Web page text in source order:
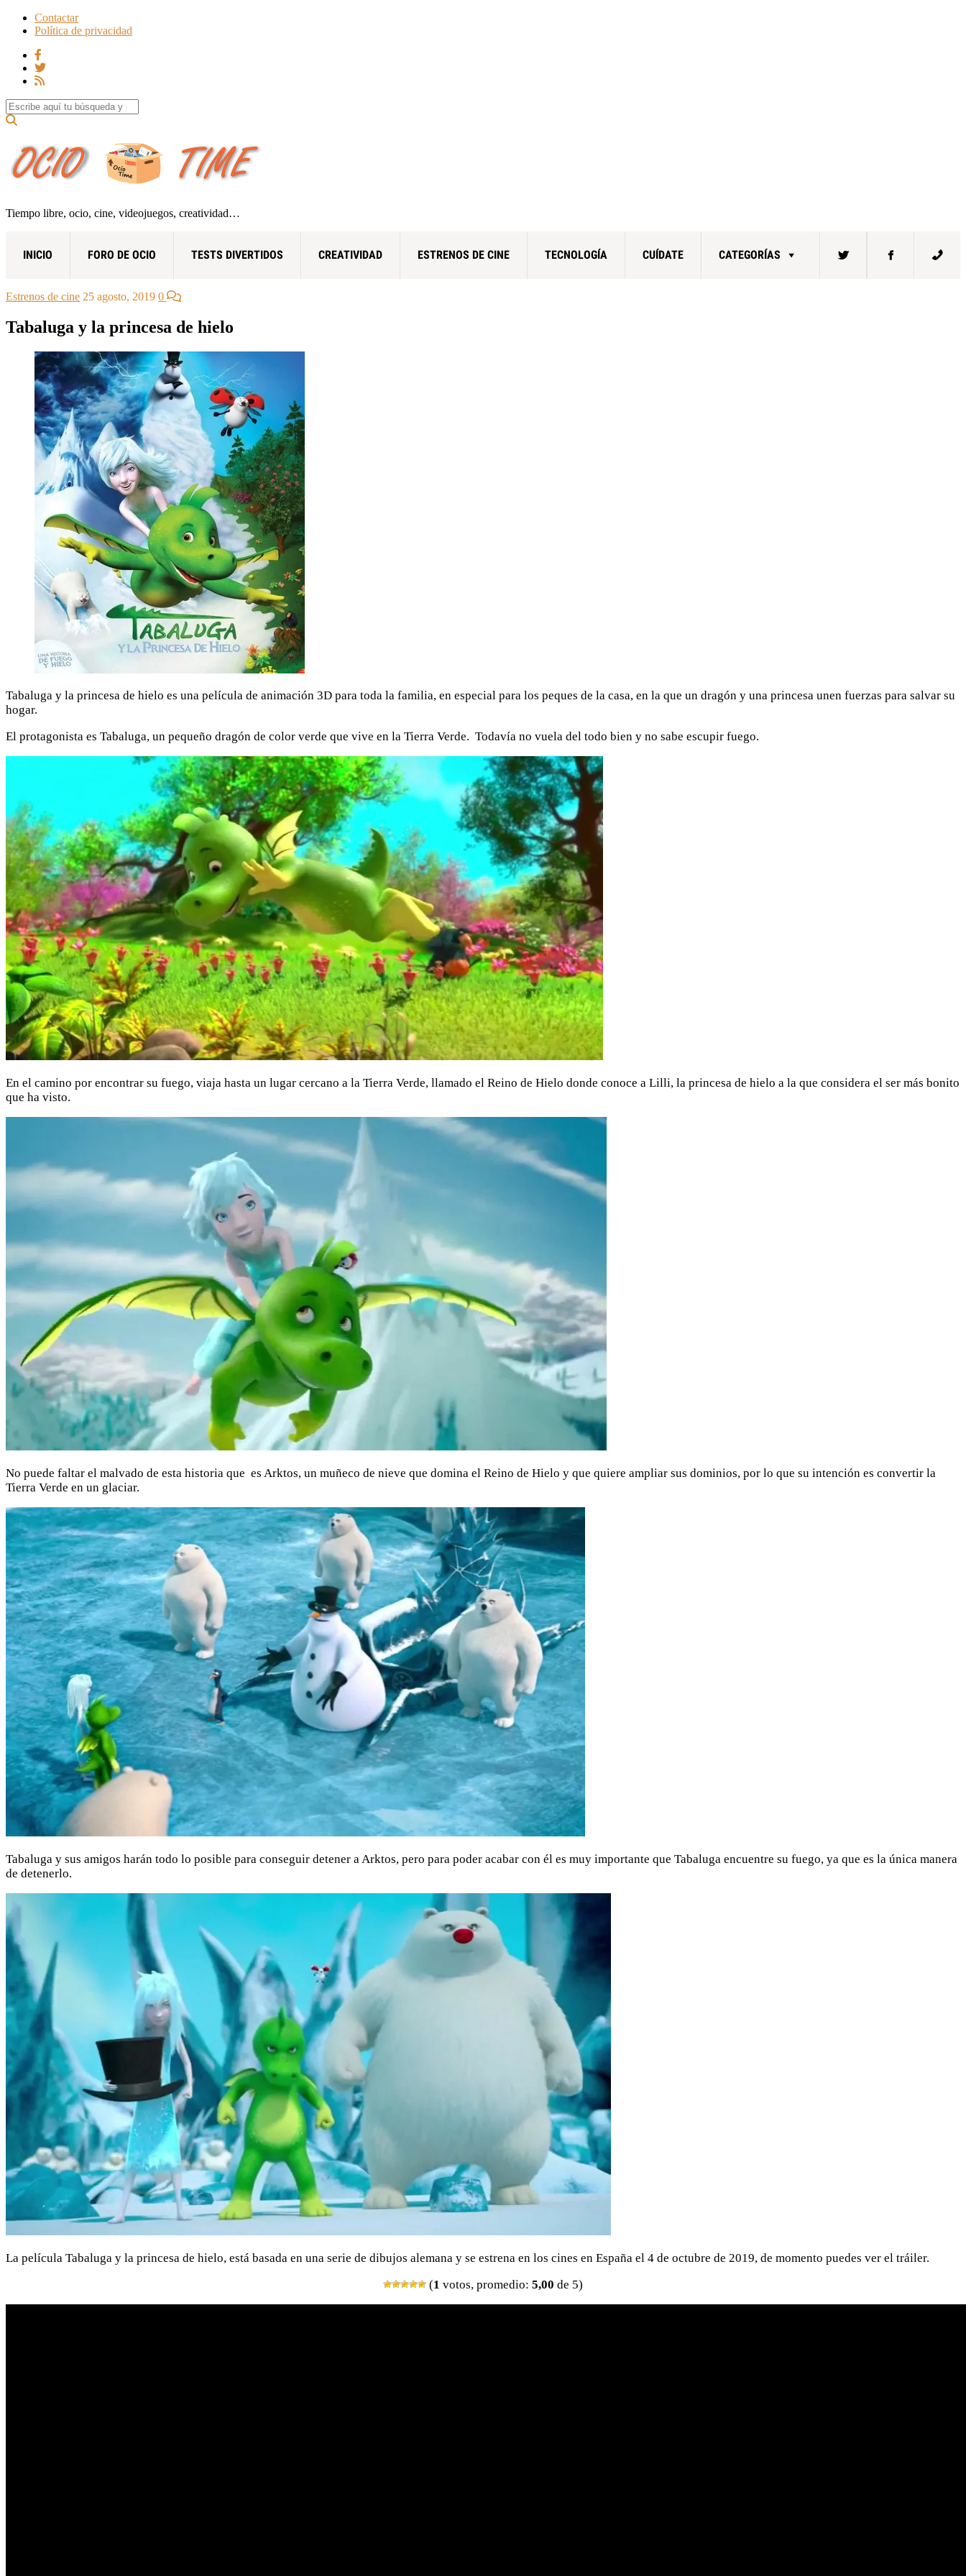
Contactar
Política de privacidad
Search for:
Tiempo libre, ocio, cine, videojuegos, creatividad…
INICIO FORO DE OCIO TESTS DIVERTIDOS CREATIVIDAD ESTRENOS DE CINE TECNOLOGÍA CUÍDATE CATEGORÍAS
Estrenos de cine 25 agosto, 2019 0
Tabaluga y la princesa de hielo
Tabaluga y la princesa de hielo es una película de animación 3D para toda la familia, en especial para los peques de la casa, en la que un dragón y una princesa unen fuerzas para salvar su
hogar.
El protagonista es Tabaluga, un pequeño dragón de color verde que vive en la Tierra Verde. Todavía no vuela del todo bien y no sabe escupir fuego.
En el camino por encontrar su fuego, viaja hasta un lugar cercano a la Tierra Verde, llamado el Reino de Hielo donde conoce a Lilli, la princesa de hielo a la que considera el ser más bonito
que ha visto.
No puede faltar el malvado de esta historia que es Arktos, un muñeco de nieve que domina el Reino de Hielo y que quiere ampliar sus dominios, por lo que su intención es convertir la
Tierra Verde en un glaciar.
Tabaluga y sus amigos harán todo lo posible para conseguir detener a Arktos, pero para poder acabar con él es muy importante que Tabaluga encuentre su fuego, ya que es la única manera
de detenerlo.
La película Tabaluga y la princesa de hielo, está basada en una serie de dibujos alemana y se estrena en los cines en España el 4 de octubre de 2019, de momento puedes ver el tráiler.
(1 votos, promedio: 5,00 de 5)